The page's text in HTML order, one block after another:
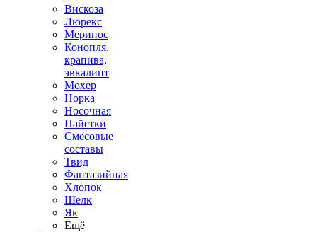
Вискоза
Люрекс
Меринос
Конопля,
крапива,
эвкалипт
Мохер
Норка
Носочная
Пайетки
Смесовые
составы
Твид
Фантазийная
Хлопок
Шелк
Як
Ещё